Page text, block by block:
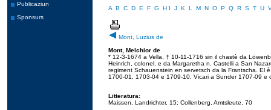
Publicaziun
Sponsurs
A B C D E F G H I J K L M N O P Q R S T U
Mont, Luzius de
Mont, Melchior de
* 12-3-1674 a Vella, † 10-11-1716 sin il chastè da
Heinrich, colonel, e da Margaretha n. Castelli a San
regiment Schauenstein en servetsch da la Frantscha. El
1700-01, 1703-04 e 1709-10. Vicari a Sunder 1707-09 e
Litteratura:
Maissen, Landrichter, 15; Collenberg, Amtsleute, 70